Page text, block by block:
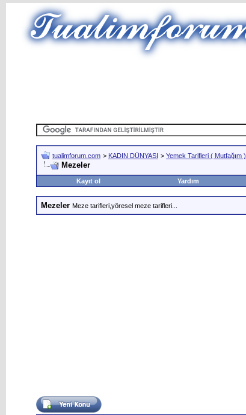
tualimforum.com > KADIN DÜNYASI > Yemek Tarifleri ( Mutfağım )
Mezeler
Kayıt ol
Yardım
Mezeler Meze tarifleri,yöresel meze tarifleri...